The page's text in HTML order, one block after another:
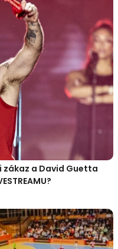
zákaz a David Guetta